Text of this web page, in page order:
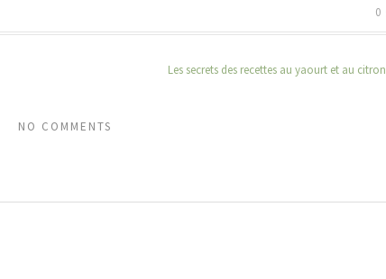
0
Les secrets des recettes au yaourt et au citron
NO COMMENTS